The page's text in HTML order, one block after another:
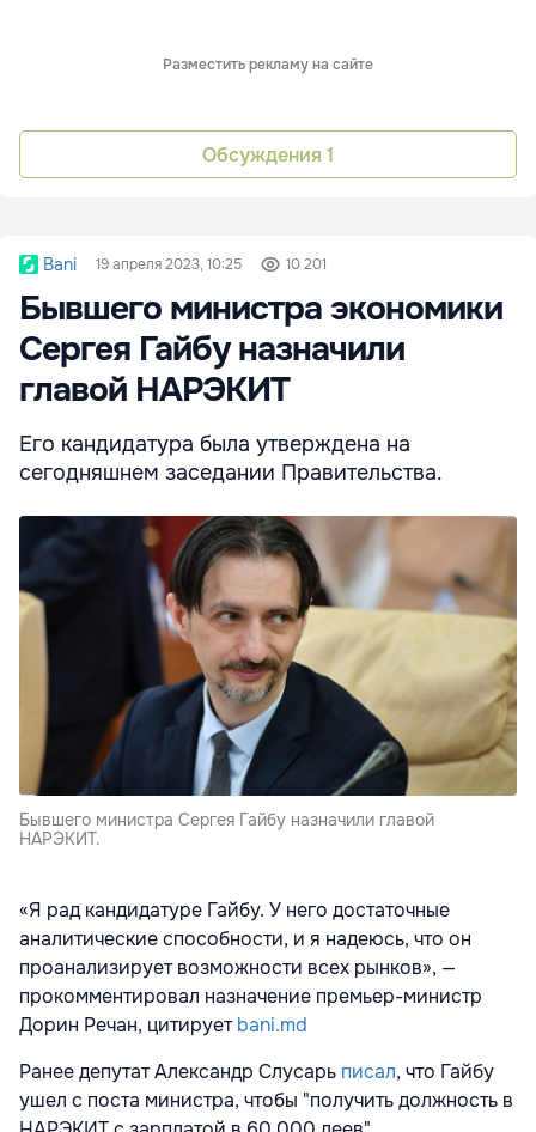
Разместить рекламу на сайте
Обсуждения 1
Bani 19 апреля 2023, 10:25 10 201
Бывшего министра экономики
Сергея Гайбу назначили
главой НАРЭКИТ
Его кандидатура была утверждена на
сегодняшнем заседании Правительства.
Бывшего министра Сергея Гайбу назначили главой
НАРЭКИТ.
«Я рад кандидатуре Гайбу. У него достаточные
аналитические способности, и я надеюсь, что он
проанализирует возможности всех рынков», —
прокомментировал назначение премьер-министр
Дорин Речан, цитируетbani.md
Ранее депутат Александр Слусарь писал, что Гайбу
ушел с поста министра, чтобы "получить должность в